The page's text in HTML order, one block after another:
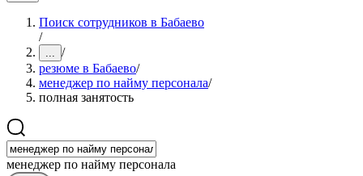
Поиск сотрудников в Бабаево
/
... /
резюме в Бабаево/
менеджер по найму персонала/
полная занятость
менеджер по найму персонала